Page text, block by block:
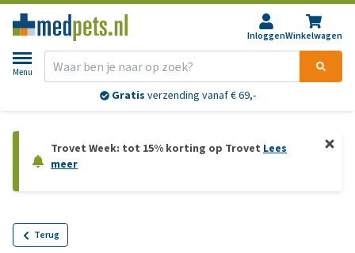
InloggenWinkelwagen
Menu
Gratis verzending vanaf € 69,-
Trovet Week: tot 15% korting op Trovet Lees
meer
Terug